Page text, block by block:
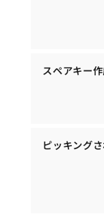
スペアキー
ピッキング